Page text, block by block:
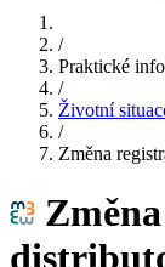
/
Praktické info
/
Životní
/
Změna